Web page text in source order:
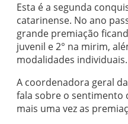
Esta é a segunda
catarinense. No ano
grande premiação
juvenil e 2° na mirim,
modalidades individuais.
A coordenadora geral
fala sobre o sentimento
mais uma vez as